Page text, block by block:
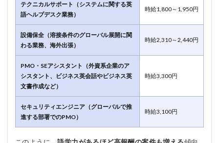
テクニカルサポート（システムに関する英
語ヘルプデスク業務）
時給1,800～1,950円
設備保全（溶接条件のグローバル展開に関
わる業務、海外出張）
時給2,310～2,440円
PMO・SEアシスタント（外資系企業のア
シスタント、ビジネス英会話やビジネス英
文書作成など）
時給3,300円
セキュリティエンジニア（グローバルで推
進する部署でのPMO）
時給3,100円